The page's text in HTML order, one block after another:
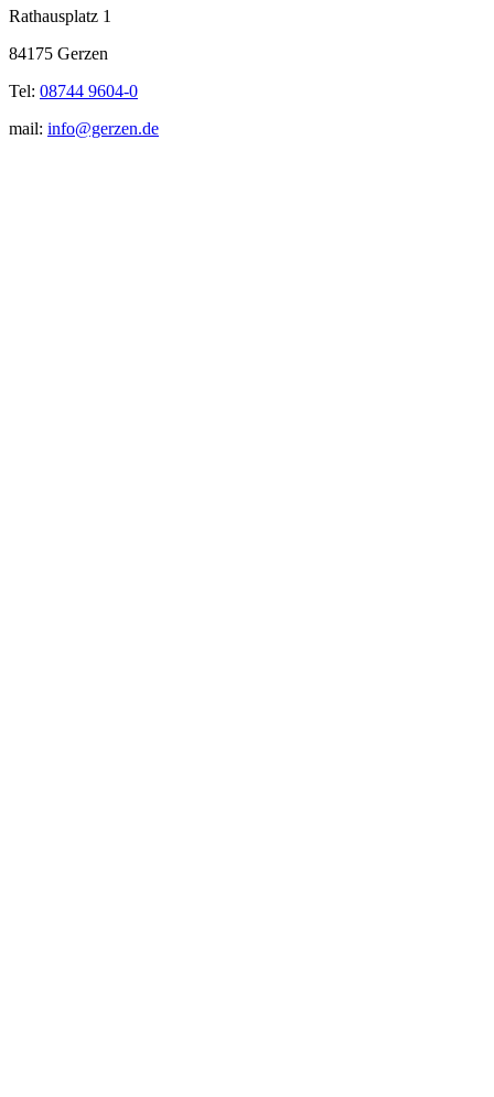
Rathausplatz 1
84175 Gerzen
Tel: 08744 9604-0
mail: info@gerzen.de